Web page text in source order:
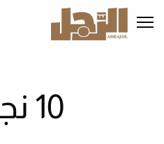
إلى
المحتوى